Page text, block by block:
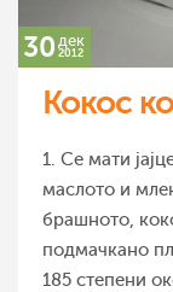
30 дек
2012
Кокос
1. Се мати
маслото и
брашното,
подмачкано
185 степени